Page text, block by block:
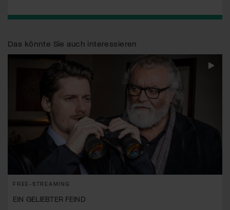
Das könnte Sie auch interessieren
FREE-STREAMING
EIN GELIEBTER FEIND